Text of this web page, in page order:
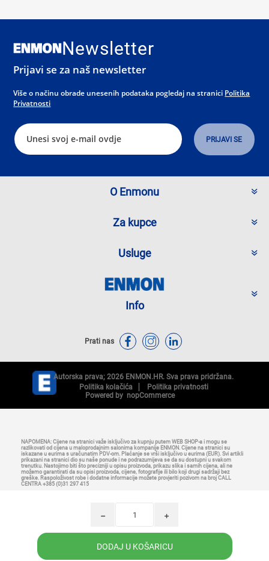
i
h
Newsletter
Prijavi se za naš newsletter
Više o načinu obrade unesenih podataka pogledaj na stranici Politika
Privatnosti
O Enmonu
Za kupce
Usluge
Info
Prati nas
Autorska prava; 2026 ENMON.HR. Sva prava pridržana.
Politika kolačića
Politika privatnosti
Powered by nopCommerce
NAPOMENA: Cijene na stranici važe isključivo za kupnju putem WEB SHOP-a i mogu se
razlikovati od cijena u maloprodajnim salonima kompanije ENMON. Cijene na stranici su
iskazane u eurima s uračunatim PDV-om. Plaćanje se vrši isključivo u eurima (EUR). Svi artikli
prikazani na stranici dio su naše ponude i ne podrazumijeva se da su dostupni u svakom
trenutku. Nastojimo biti što precizniji u opisu proizvoda, prikazu slika i samih cijena, ali ne
možemo garantirati da su opisi proizvoda, cijene, fotografije ili bilo koji drugi sadržaji bez
greške. Raspoloživost robe i dodatne informacije možete provjeriti pozivom na broj CALL
CENTRA +385 (0)31 297 415